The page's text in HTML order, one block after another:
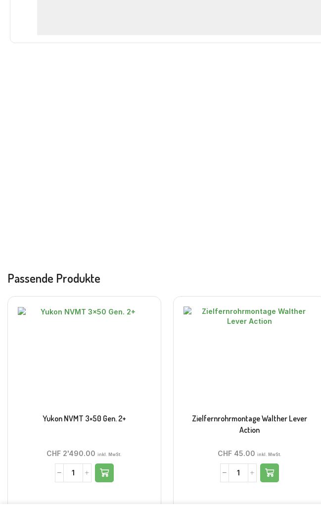
Passende Produkte
Yukon NVMT 3×50 Gen. 2+
CHF 2'490.00 inkl. MwSt.
Zielfernrohrmontage Walther Lever
Action
CHF 45.00 inkl. MwSt.